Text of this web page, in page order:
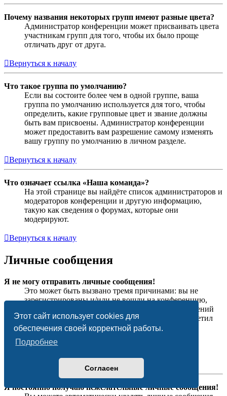
Этот сайт использует cookies для
обеспечения своей корректной работы.
Подробнее
Согласен
Почему названия некоторых групп имеют разные цвета?
Администратор конференции может присваивать цвета
участникам групп для того, чтобы их было проще
отличать друг от друга.
Вернуться к началу
Что такое группа по умолчанию?
Если вы состоите более чем в одной группе, ваша
группа по умолчанию используется для того, чтобы
определить, какие групповые цвет и звание должны
быть вам присвоены. Администратор конференции
может предоставить вам разрешение самому изменять
вашу группу по умолчанию в личном разделе.
Вернуться к началу
Что означает ссылка «Наша команда»?
На этой странице вы найдёте список администраторов и
модераторов конференции и другую информацию,
такую как сведения о форумах, которые они
модерируют.
Вернуться к началу
Личные сообщения
Я не могу отправить личные сообщения!
Это может быть вызвано тремя причинами: вы не
зарегистрированы и/или не вошли на конференцию,
администратор запретил отправку личных сообщений
на всей конференции или же администратор запретил
это вам лично. Свяжитесь с администратором
информации.
Я постоянно получаю нежелательные личные сообщения!